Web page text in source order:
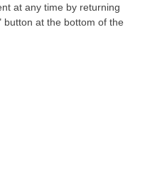
at any time by returning
button at the bottom of the